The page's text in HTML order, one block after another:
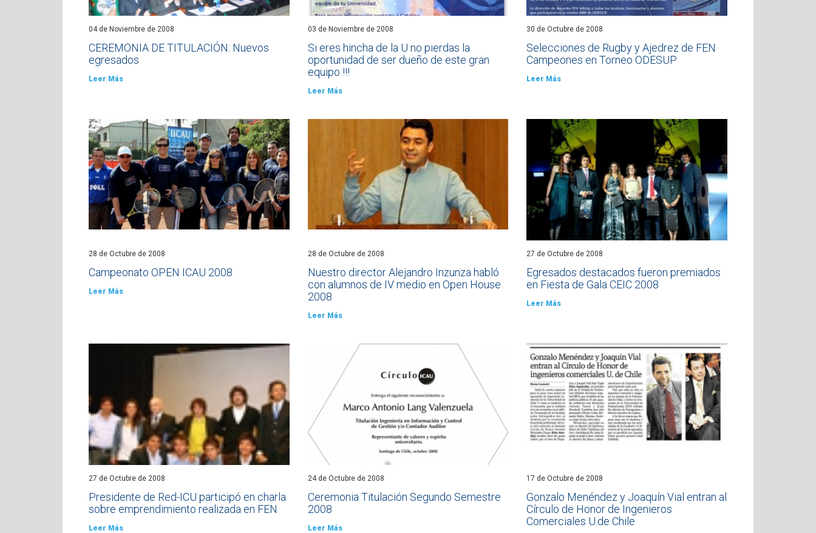
04 de Noviembre de 2008
CEREMONIA DE TITULACIÓN: Nuevos
egresados
Leer Más
03 de Noviembre de 2008
Si eres hincha de la U no pierdas la
oportunidad de ser dueño de este gran
equipo !!!
Leer Más
30 de Octubre de 2008
Selecciones de Rugby y Ajedrez de FEN
Campeones en Torneo ODESUP
Leer Más
28 de Octubre de 2008
Campeonato OPEN ICAU 2008
Leer Más
28 de Octubre de 2008
Nuestro director Alejandro Inzunza habló
con alumnos de IV medio en Open House
2008
Leer Más
27 de Octubre de 2008
Egresados destacados fueron premiados
en Fiesta de Gala CEIC 2008
Leer Más
27 de Octubre de 2008
Presidente de Red-ICU participó en charla
sobre emprendimiento realizada en FEN
Leer Más
24 de Octubre de 2008
Ceremonia Titulación Segundo Semestre
2008
Leer Más
17 de Octubre de 2008
Gonzalo Menéndez y Joaquín Vial entran al
Círculo de Honor de Ingenieros
Comerciales U.de Chile